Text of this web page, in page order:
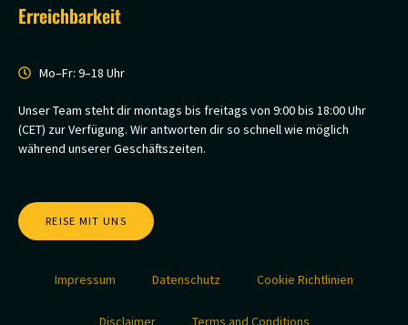
Erreichbarkeit
Mo–Fr: 9–18 Uhr
Unser Team steht dir montags bis freitags von 9:00 bis 18:00 Uhr
(CET) zur Verfügung. Wir antworten dir so schnell wie möglich
während unserer Geschäftszeiten.
REISE MIT UNS
Impressum Datenschutz Cookie Richtlinien
Disclaimer Terms and Conditions